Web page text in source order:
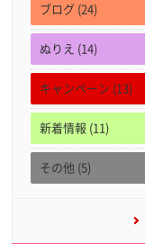
ブログ (24)
ぬりえ (14)
キャンペーン (13)
新着情報 (11)
その他 (5)